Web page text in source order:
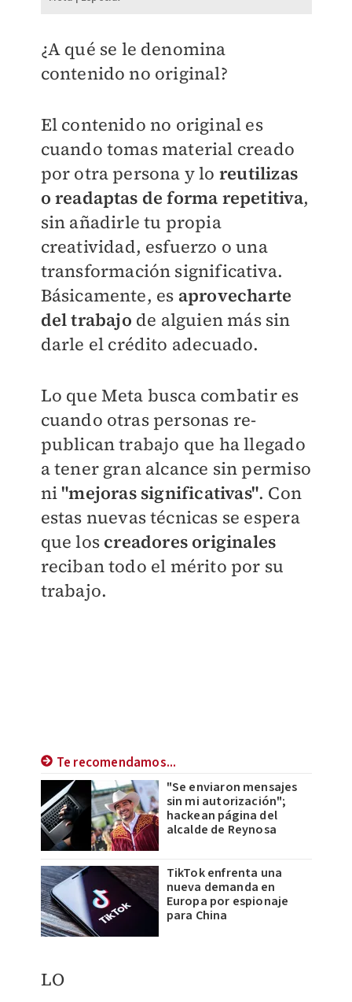
¿A qué se le denomina
contenido no original?
El contenido no original es
cuando tomas material creado
por otra persona y lo reutilizas
o readaptas de forma repetitiva,
sin añadirle tu propia
creatividad, esfuerzo o una
transformación significativa.
Básicamente, es aprovecharte
del trabajo de alguien más sin
darle el crédito adecuado.
Lo que Meta busca combatir es
cuando otras personas re-
publican trabajo que ha llegado
a tener gran alcance sin permiso
ni"mejoras significativas". Con
estas nuevas técnicas se espera
que los creadores originales
reciban todo el mérito por su
trabajo.
Te recomendamos...
"Se enviaron mensajes
sin mi autorización";
hackean página del
alcalde de Reynosa
TikTok enfrenta una
nueva demanda en
Europa por espionaje
para China
LO